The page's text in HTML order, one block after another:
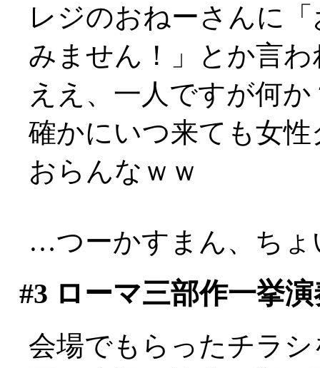
レジのおねーさんに
みません！」とか言
ええ、一人ですが何か
確かにいつ来ても女
おらんなｗｗ
…つーかすまん、ちょ
#3 ローマ三部作一挙
会場でもらったチラ